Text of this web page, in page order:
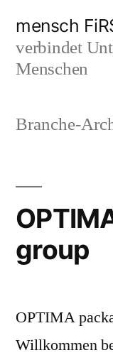
Inhalt
springen
mensch
verbindet
Menschen
Branche-
group
OPTIMA
Willkommen